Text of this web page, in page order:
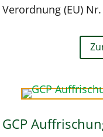
Verordnung (EU)
GCP